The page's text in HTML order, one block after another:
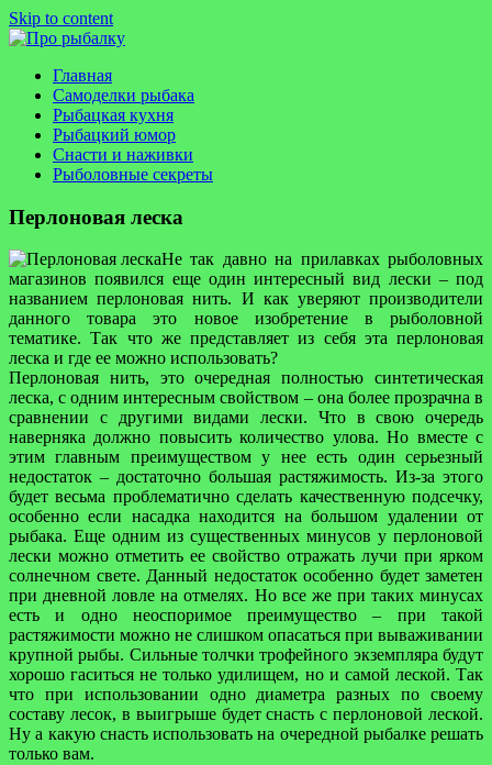
Skip to content
Про рыбалку
Сайт об особенностях рыбной ловли и искусству успешной
рыбалки
Главная
Самоделки рыбака
Рыбацкая кухня
Рыбацкий юмор
Снасти и наживки
Рыболовные секреты
Перлоновая леска
Не так давно на прилавках рыболовных
магазинов появился еще один интересный вид лески – под
названием перлоновая нить. И как уверяют производители
данного товара это новое изобретение в рыболовной
тематике. Так что же представляет из себя эта перлоновая
леска и где ее можно использовать?
Перлоновая нить, это очередная полностью синтетическая
леска, с одним интересным свойством – она более прозрачна в
сравнении с другими видами лески. Что в свою очередь
наверняка должно повысить количество улова. Но вместе с
этим главным преимуществом у нее есть один серьезный
недостаток – достаточно большая растяжимость. Из-за этого
будет весьма проблематично сделать качественную подсечку,
особенно если насадка находится на большом удалении от
рыбака. Еще одним из существенных минусов у перлоновой
лески можно отметить ее свойство отражать лучи при ярком
солнечном свете. Данный недостаток особенно будет заметен
при дневной ловле на отмелях. Но все же при таких минусах
есть и одно неоспоримое преимущество – при такой
растяжимости можно не слишком опасаться при вываживании
крупной рыбы. Сильные толчки трофейного экземпляра будут
хорошо гаситься не только удилищем, но и самой леской. Так
что при использовании одно диаметра разных по своему
составу лесок, в выигрыше будет снасть с перлоновой леской.
Ну а какую снасть использовать на очередной рыбалке решать
только вам.